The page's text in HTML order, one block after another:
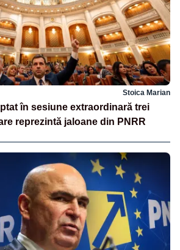
Stoica Marian
în sesiune extraordinară trei
reprezintă jaloane din PNRR